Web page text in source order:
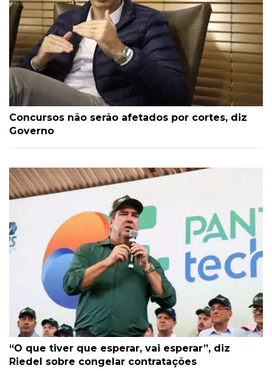
Concursos não serão afetados por cortes, diz
Governo
“O que tiver que esperar, vai esperar”, diz
Riedel sobre congelar contratações